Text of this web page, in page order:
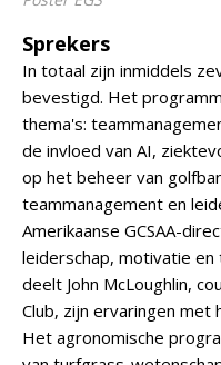
Sprekers
In totaal zijn inmiddels
bevestigd. Het
thema's:
de invloed van AI,
op het beheer van
teammanagement en
Amerikaanse GCSAA-
leiderschap, motivatie en
deelt John McLoughlin,
Club, zijn ervaringen met
Het agronomische